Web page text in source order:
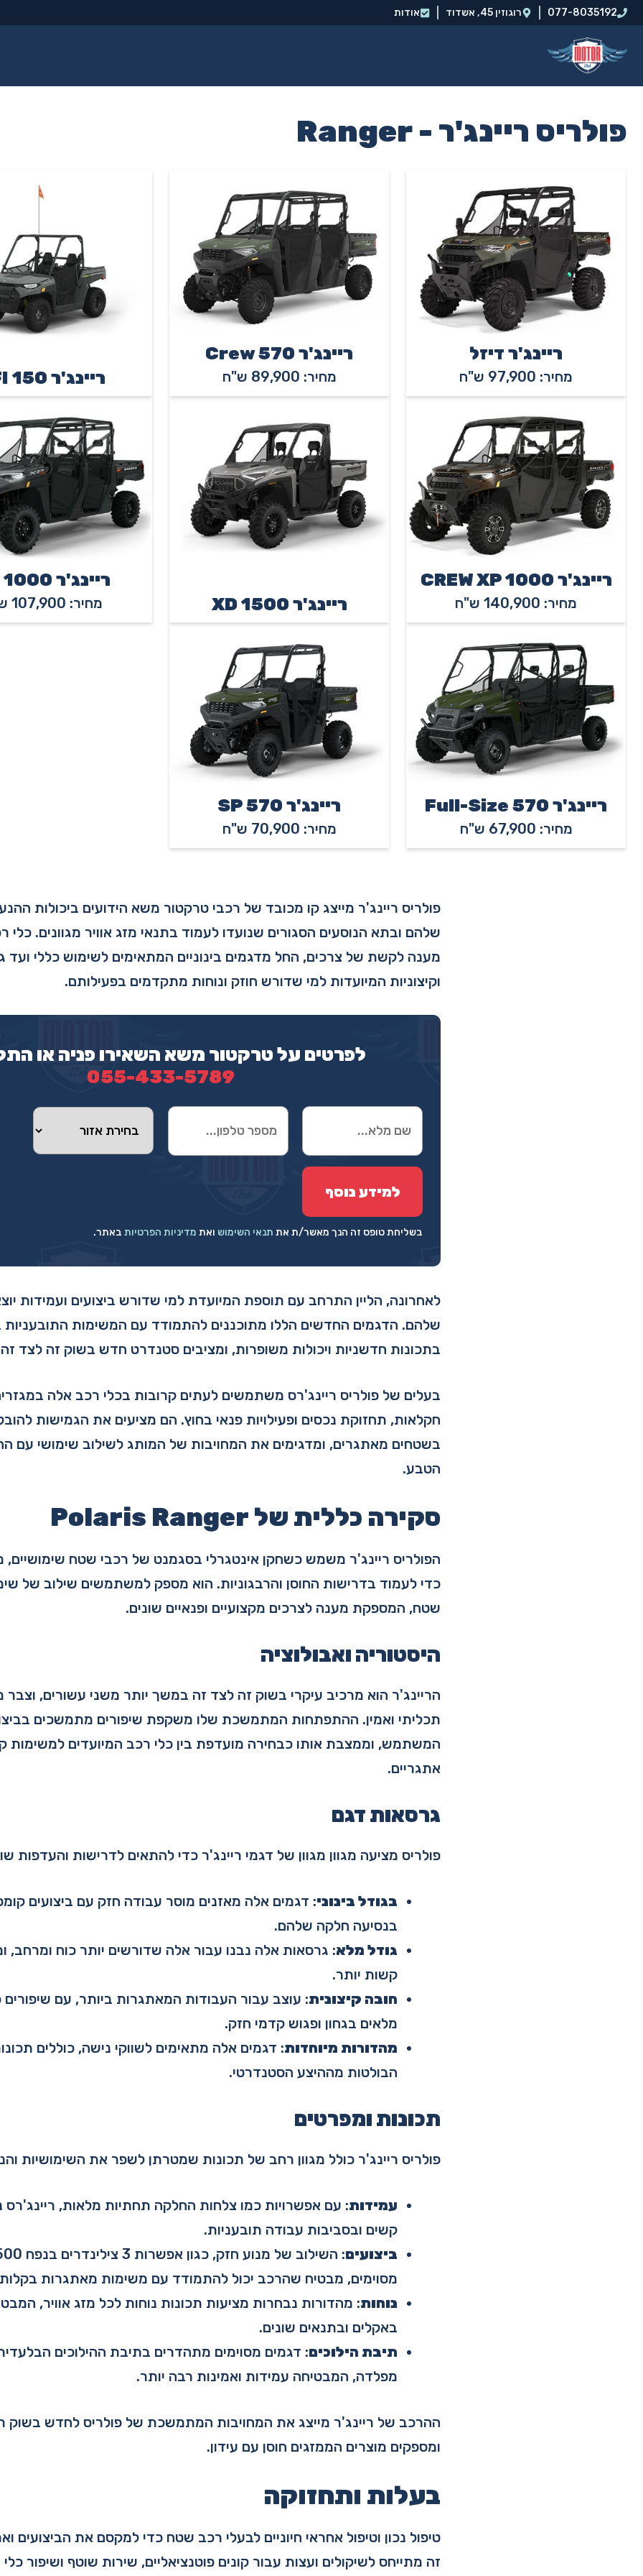
לדלג077-8035192 רוגוזין 45, אשדוד‭ אודות
פולריס ריינג'ר - Ranger
ריינג'ר דיזל
מחיר: 97,900 ש"ח
ריינג'ר Crew 570
מחיר: 89,900 ש"ח ריינג'ר 150 EFI
ריינג'ר CREW XP 1000
מחיר: 140,900 ש"ח ריינג'ר XD 1500
ריינג'ר XP 1000
מחיר: 107,900 ש"ח
ריינג'ר 570 Full-Size
מחיר: 67,900 ש"ח
ריינג'ר SP 570
מחיר: 70,900 ש"ח
פולריס ריינג'ר מייצג קו מכובד של רכבי טרקטור משא הידועים ביכולות
שלהם ובתא הנוסעים הסגורים שנועדו לעמוד בתנאי מזג אוויר מגוונים. כלי
מענה לקשת של צרכים, החל מדגמים בינוניים המתאימים לשימוש כללי ועד
וקיצוניות המיועדות למי שדורש חוזק ונוחות מתקדמים בפעילותם.
לפרטים על טרקטור משא השאירו פניה או
055-433-5789
בשליחת טופס זה הנך מאשר/ת את תנאי השימוש ואת מדיניות הפרטיות באתר.
לאחרונה, הליין התרחב עם תוספת המיועדת למי שדורש ביצועים ועמידות
שלהם. הדגמים החדשים הללו מתוכננים להתמודד עם המשימות התובעניות
בתכונות חדשניות ויכולות משופרות, ומציבים סטנדרט חדש בשוק זה לצד
בעלים של פולריס ריינג'רס משתמשים לעתים קרובות בכלי רכב אלה
חקלאות, תחזוקת נכסים ופעילויות פנאי בחוץ. הם מציעים את הגמישות
בשטחים מאתגרים, ומדגימים את המחויבות של המותג לשילוב שימושי עם
הטבע.
סקירה כללית של Polaris Ranger
הפולריס ריינג'ר משמש כשחקן אינטגרלי בסגמנט של רכבי שטח
כדי לעמוד בדרישות החוסן והרבגוניות. הוא מספק למשתמשים שילוב של
שטח, המספקת מענה לצרכים מקצועיים ופנאיים שונים.
היסטוריה ואבולוציה
הריינג'ר הוא מרכיב עיקרי בשוק זה לצד זה במשך יותר משני עשורים, וצבר
תכליתי ואמין. ההתפתחות המתמשכת שלו משקפת שיפורים מתמשכים
המשתמש, וממצבת אותו כבחירה מועדפת בין כלי רכב המיועדים למשימות
אתגריים.
גרסאות דגם
פולריס מציעה מגוון מגוון של דגמי ריינג'ר כדי להתאים לדרישות והעדפות
בגודל בינוני: דגמים אלה מאזנים מוסר עבודה חזק עם ביצועים
בנסיעה חלקה שלהם.
גודל מלא: גרסאות אלה נבנו עבור אלה שדורשים יותר כוח ומרחב,
קשות יותר.
חובה קיצונית: עוצב עבור העבודות המאתגרות ביותר, עם
מלאים בגחון ופגוש קדמי חזק.
מהדורות מיוחדות: דגמים אלה מתאימים לשווקי נישה, כוללים
הבולטות מההיצע הסטנדרטי.
תכונות ומפרטים
פולריס ריינג'ר כולל מגוון רחב של תכונות שמטרתן לשפר את השימושיות
עמידות: עם אפשרויות כמו צלחות החלקה תחתיות מלאות, ריינג'רס
קשים ובסביבות עבודה תובעניות.
ביצועים
מסוימים, מבטיח שהרכב יכול להתמודד עם משימות מאתגרות
נוחות: מהדורות נבחרות מציעות תכונות נוחות לכל מזג אוויר,
באקלים ובתנאים שונים.
תיבת הילוכים: דגמים מסוימים מתהדרים בתיבת ההילוכים
מפלדה, המבטיחה עמידות ואמינות רבה יותר.
ההרכב של ריינג'ר מייצג את המחויבות המתמשכת של פולריס לחדש בשוק
ומספקים מוצרים הממזגים חוסן עם עידון.
בעלות ותחזוקה
טיפול נכון וטיפול אחראי חיוניים לבעלי רכב שטח כדי למקסם את הביצועים
זה מתייחס לשיקולים ועצות עבור קונים פוטנציאליים, שירות שוטף ושיפור